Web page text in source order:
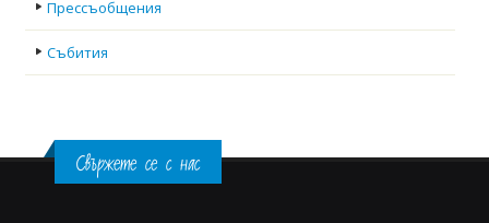
Прессъобщения
Събития
Свържете се с нас